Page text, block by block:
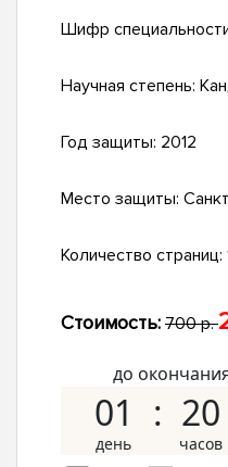
Шифр
Научная степень:
Год защиты: 2012
Место защиты:
Количество страниц:
Стоимость: 700 р.
до
01 20